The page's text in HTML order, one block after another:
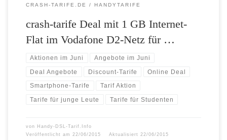
CRASH-TARIFE.DE
HANDYTARIFE
crash-tarife Deal mit 1 GB Internet-
Flat im Vodafone D2-Netz für …
Aktionen im Juni Angebote im Juni
Deal Angebote Discount-Tarife Online Deal
Smartphone-Tarife Tarif Aktion
Tarife für junge Leute Tarife für Studenten
von Handy-DSL-Tarif.Info
Veröffentlicht am
22/06/2015 Aktualisiert 22/06/2015